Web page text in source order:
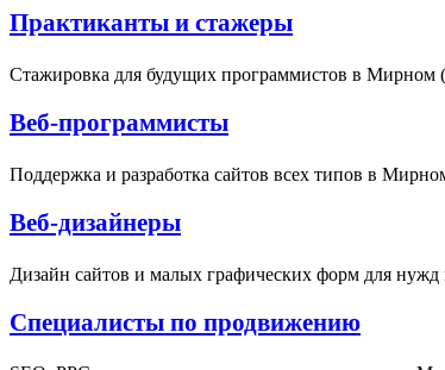
Практиканты и стажеры
Стажировка для будущих программистов в Мирном
Веб-программисты
Поддержка и разработка сайтов всех типов в
Веб-дизайнеры
Дизайн сайтов и малых графических форм для
Специалисты по продвижению